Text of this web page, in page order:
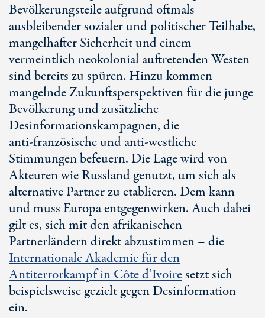
Bevölkerungsteile aufgrund oftmals
ausbleibender sozialer und politischer Teilhabe,
mangelhafter Sicherheit und einem
vermeintlich neokolonial auftretenden Westen
sind bereits zu spüren. Hinzu kommen
mangelnde Zukunftsperspektiven für die junge
Bevölkerung und zusätzliche
Desinformationskampagnen, die
anti-französischeundanti-westliche
Stimmungen befeuern. Die Lage wird von
Akteuren wie Russland genutzt, um sich als
alternative Partner zu etablieren. Dem kann
und muss Europa entgegenwirken. Auch dabei
gilt es, sich mit den afrikanischen
Partnerländern direkt abzustimmen – die
Internationale Akademie für den
AntiterrorkampfinCôte d’Ivoiresetzt sich
beispielsweise gezielt gegen Desinformation
ein.